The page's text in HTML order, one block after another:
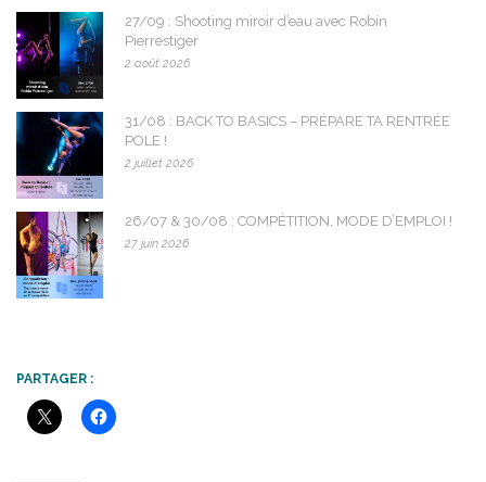
27/09 : Shooting miroir d’eau avec Robin
Pierrestiger
2 août 2026
31/08 : BACK TO BASICS – PRÉPARE TA RENTRÉE
POLE !
2 juillet 2026
26/07 & 30/08 : COMPÉTITION, MODE D’EMPLOI !
27 juin 2026
PARTAGER :